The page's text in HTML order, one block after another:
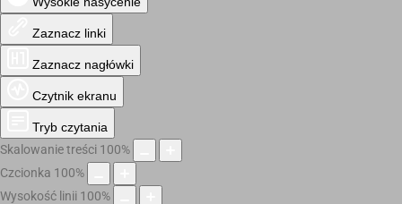
Zaznacz linki
Zaznacz nagłówki
Czytnik ekranu
Tryb czytania
Skalowanie treści 100%
Czcionka 100%
Wysokość linii 100%